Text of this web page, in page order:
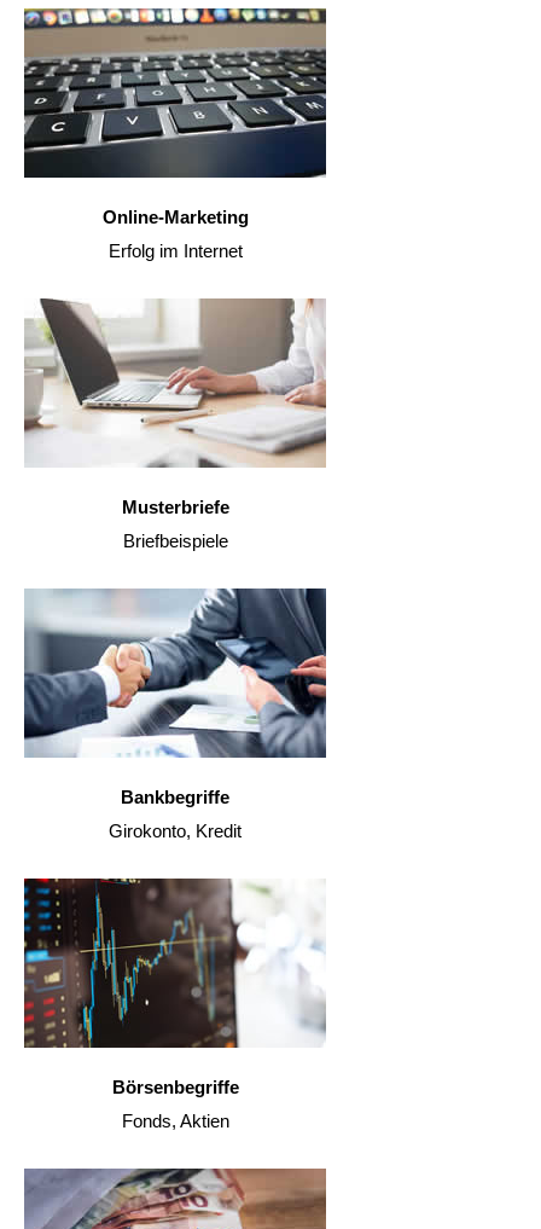
Online-Marketing
Erfolg im Internet
Musterbriefe
Briefbeispiele
Bankbegriffe
Girokonto, Kredit
Börsenbegriffe
Fonds, Aktien